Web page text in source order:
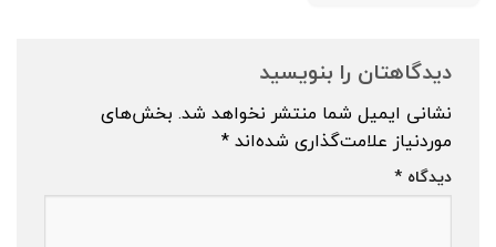
دیدگاهتان را بنویسید
نشانی ایمیل شما منتشر نخواهد شد. بخش‌های
موردنیاز علامت‌گذاری شده‌اند*
دیدگاه *